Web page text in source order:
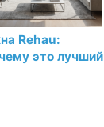
Rehau:
это лучший